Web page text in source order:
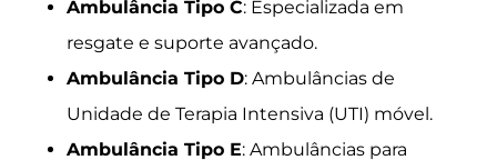
Ambulância Tipo C: Especializada em
resgate e suporte avançado.
Ambulância Tipo D: Ambulâncias de
Unidade de Terapia Intensiva (UTI) móvel.
Ambulância Tipo E: Ambulâncias para